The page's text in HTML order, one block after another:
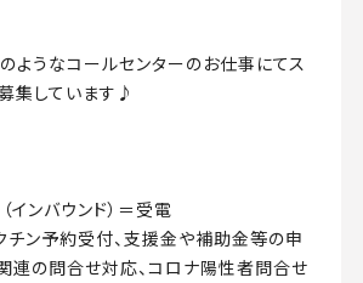
ようなコールセンターのお仕事にてス
集しています♪
ンバウンド）＝受電
チン予約受付、支援金や補助金等の申
連の問合せ対応、コロナ陽性者問合せ